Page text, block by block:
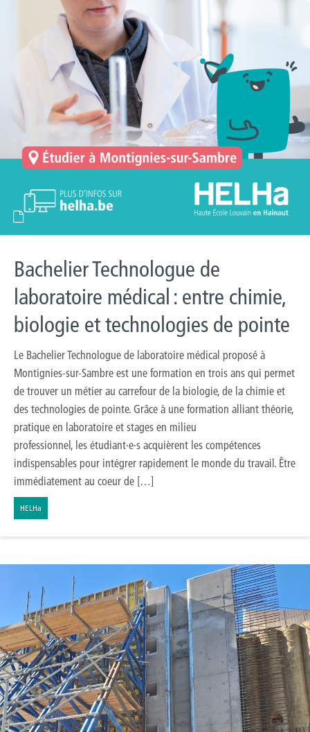
Bachelier Technologue de
laboratoire médical : entre chimie,
biologie et technologies de pointe
Le Bachelier Technologue de laboratoire médical proposé à
Montignies-sur-Sambre est une formation en trois ans qui permet
de trouver un métier au carrefour de la biologie, de la chimie et
des technologies de pointe. Grâce à une formation alliant théorie,
pratique en laboratoire et stages en milieu
professionnel, les étudiant·e·s acquièrent les compétences
indispensables pour intégrer rapidement le monde du travail. Être
immédiatement au coeur de […]
HELHa